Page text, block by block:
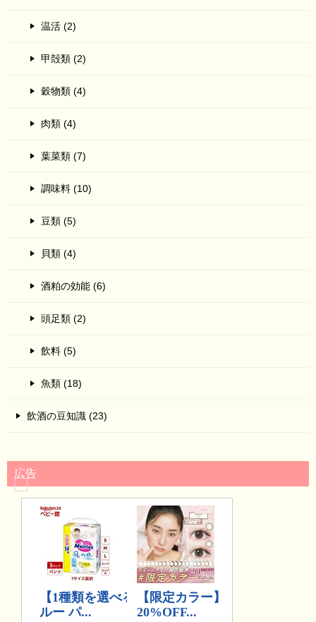
温活 (2)
甲殻類 (2)
穀物類 (4)
肉類 (4)
葉菜類 (7)
調味料 (10)
豆類 (5)
貝類 (4)
酒粕の効能 (6)
頭足類 (2)
飲料 (5)
魚類 (18)
飲酒の豆知識 (23)
広告